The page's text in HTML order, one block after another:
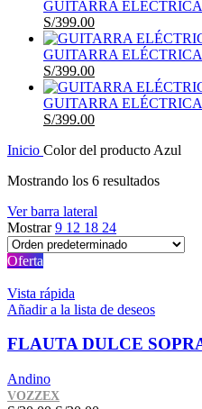
original
S/450.00.
actual
S/
GUITARRA
El
precio
original
era:
S/450.00.
S/399.00El
precio
actual
es:
S/399.00.
GUITARRA
El
precio
original
era:
S/399.00El
precio
actual
es:
GUITARRA
El
original
S/450.00.
S/399.00El
actual
S/399.00.
Inicio Color del producto Azul
Mostrando los 6 resultados
Ver barra lateral
Mostrar9 12 18 24
Oferta
Vista rápida
Añadir a la lista de deseos
FLAUTA DULCE
Andino
VOZZEX